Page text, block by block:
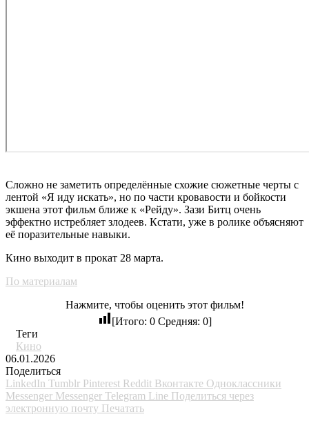
Сложно не заметить определённые схожие сюжетные черты с
лентой «Я иду искать», но по части кровавости и бойкости
экшена этот фильм ближе к «Рейду». Зази Битц очень
эффектно истребляет злодеев. Кстати, уже в ролике объясняют
её поразительные навыки.
Кино выходит в прокат 28 марта.
По материалам
Нажмите, чтобы оценить этот фильм!
[Итого: 0Средняя: 0]
Теги
Кино
06.01.2026
Поделиться
LinkedIn Tumblr Pinterest Reddit Вконтакте Одноклассники
Messenger Messenger Telegram Line Поделиться через
электронную почту Печатать